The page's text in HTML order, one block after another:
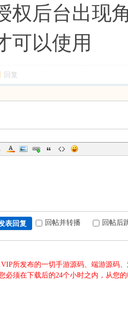
权后台出现
可以使用
回复
表回复 回帖并转播 回帖后
所发布的一切手游源码、端游源码
必须在下载后的24个小时之内，从您